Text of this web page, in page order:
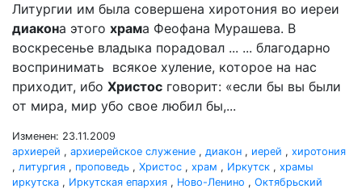
Литургии им была совершена хиротония во иереи
диакона этого храма Феофана Мурашева. В
воскресенье владыка порадовал ... ... благодарно
воспринимать всякое хуление, которое на нас
приходит, ибо Христос говорит: «если бы вы были
от мира, мир убо свое любил бы,...
Изменен: 23.11.2009
архиерей , архиерейское служение , диакон , иерей , хиротония
, литургия , проповедь , Христос , храм , Иркутск , храмы
иркутска , Иркутская епархия , Ново-Ленино , Октябрьский